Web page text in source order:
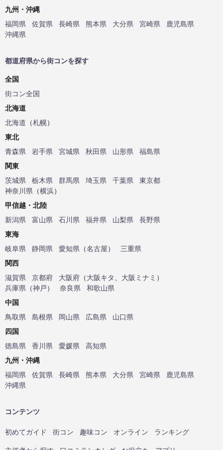
九州・沖縄
福岡県
佐賀県 長崎県 熊本県 大分県 宮崎県
鹿児島県
沖縄県
都道府県から街コンを探す
全国
街コン全国
北海道
北海道 （札幌）
東北
青森県
岩手県 宮城県 秋田県 山形県
福島県
関東
茨城県
栃木県 群馬県 埼玉県 千葉県
東京都
神奈川県 （横浜）
甲信越・北陸
新潟県
富山県 石川県 福井県 山梨県
長野県
東海
岐阜県
静岡県 愛知県 （名古屋）
三重県
関西
滋賀県
京都府 大阪府 （大阪キタ 大阪ミナミ ）
兵庫県 （神戸） 奈良県
和歌山県
中国
鳥取県
島根県 岡山県 広島県
山口県
四国
徳島県
香川県 愛媛県
高知県
九州・沖縄
福岡県
佐賀県 長崎県 熊本県 大分県 宮崎県
鹿児島県
沖縄県
コンテンツ
初めてガイド 街コン 趣味コン オンライン ランキング